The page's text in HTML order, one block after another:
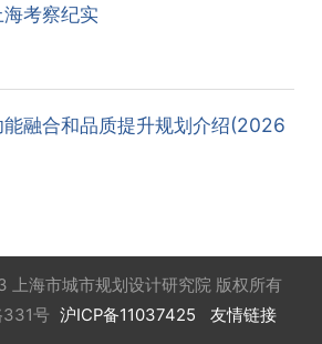
考察纪实
融合和品质提升规划介绍(2026
海市城市规划设计研究院 版权所有
331号 沪ICP备11037425 友情链接